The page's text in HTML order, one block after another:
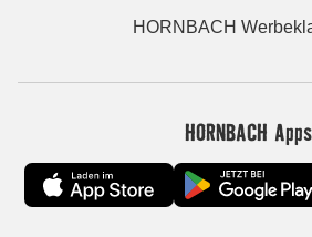
HORNBACH
HORNBACH Apps